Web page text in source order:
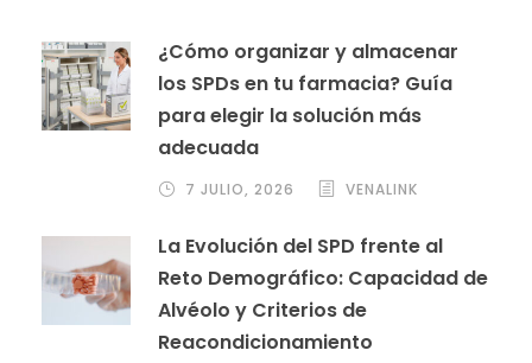
¿Cómo organizar y almacenar
los SPDs en tu farmacia? Guía
para elegir la solución más
adecuada
7 JULIO, 2026 VENALINK
La Evolución del SPD frente al
Reto Demográfico: Capacidad de
Alvéolo y Criterios de
Reacondicionamiento